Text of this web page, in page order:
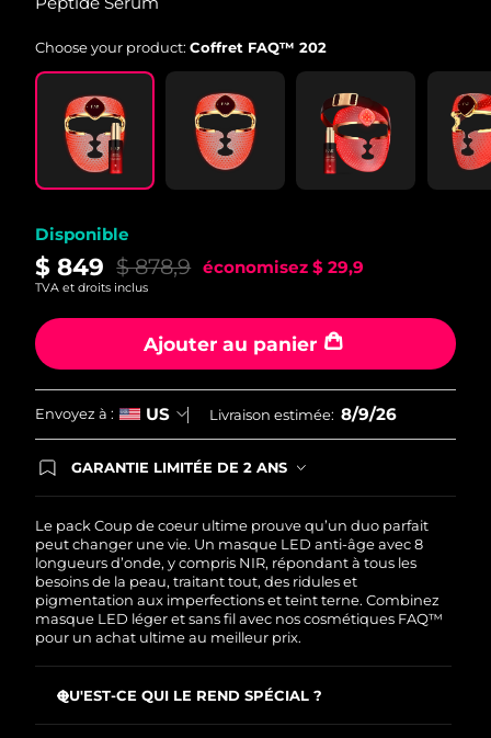
Choose your product:Coffret FAQ™ 202
Disponible
$ 849 $ 878,9 économisez $ 29,9
TVA et droits inclus
Ajouter au panier
Envoyez à : US Livraison estimée: 8/9/26
GARANTIE LIMITÉE DE 2 ANS
FOREO. Cela signifie que si vous rencontrez des
problèmes avec votre appareil pendant les 2 ans
de garantie limitée, FOREO vous remplace ce
dernier gratuitement.
Le pack Coup de coeur ultime prouve qu’un duo parfait
peut changer une vie. Un masque LED anti-âge avec 8
longueurs d’onde, y compris NIR, répondant à tous les
besoins de la peau, traitant tout, des ridules et
pigmentation aux imperfections et teint terne. Combinez
masque LED léger et sans fil avec nos cosmétiques FAQ™
pour un achat ultime au meilleur prix.
QU'EST-CE QUI LE REND SPÉCIAL ?